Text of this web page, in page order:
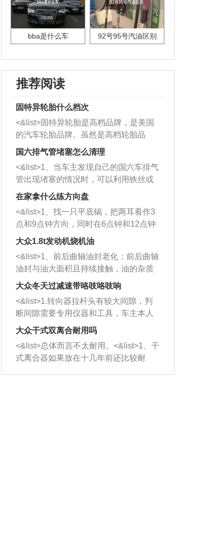
bba是什么车 92号95号汽油区别
推荐阅读
固特异轮胎什么档次
<&list>固特异轮胎是高档品牌，是美国
的汽车轮胎品牌。虽然是高档轮胎品
牌，但是中高低端的轮胎都有生产，这
也是为了更好的开拓市场。
国六排气管堵塞怎么清理
<&list>1、当车主发现自己的国六车排气
管出现堵塞的情况时，可以利用铁丝或
者是细棍，直接将杂物给取出来，如果
堵塞情况比较严重，也可以采取应急措
施。 <&list>2、直接利用木棍将所有的
杂物推到排气管里面的位置处，然后将
三元催化器拆解开，就可以将堵塞的东
西取出来。但如果是因为积碳过多引起
的堵塞，就需要将三元催化器泡在草酸
洗剂对堵塞的情况得到解决，将清洗剂
放在燃油箱中，与燃油混合后，车辆启
动时，就可以和汽油一起进入到燃烧
室，最后形成废气排出，就可以让三元
催化器得到清洗，排气管堵塞的情况就
能够得到解决。
在家拿什么练方向盘
<&list>1、找一只平底锅，把两耳看作3
点和9点钟方向，同时在6点钟和12点钟
方向做一个标记。 <&list>2、双手握住
一圈半的练习，往右同样也要打相同的
圈数。 <&list>3、最后强调要反复练
习，这样就可以形成肌肉记忆，在真实
驾驶车辆时，不需要记忆也能打好方
向。
大众1.8t发动机烧机油
<&list>1、前后曲轴油封老化：前后曲轴
油封与油大面积且持续接触，油的杂质
和发动机内持续温度变化使其密封效果
逐渐减弱，导致渗油或漏油。<&list>2、
活塞间隙过大：积碳会使活塞环与缸体
的间隙扩大，导致机油流入燃烧室中，
造成烧机油。<&list>3、机油粘度。使用
机油粘度过小的话，同样会有烧机油现
象，机油粘度过小具有很好的流动性，
大众冬天过减速带咯吱咯吱响
<&list>1.转向器拉杆头有较大间隙，判
断间隙需要专用仪器和工具，车主本人
无法制作，需要将车辆送到修理厂或4s
店；<&list>2.车辆半轴套管防尘罩破
裂，破裂后会出现漏油现象，使半轴磨
损严重，磨损的半轴容易损坏，产生异
响；<&list>3.稳定器的转向胶套和球头
大众干式双离合耐用吗
<&list>总体而言不太耐用。<&list>1、干
式离合器如果放在十几年前还比较耐